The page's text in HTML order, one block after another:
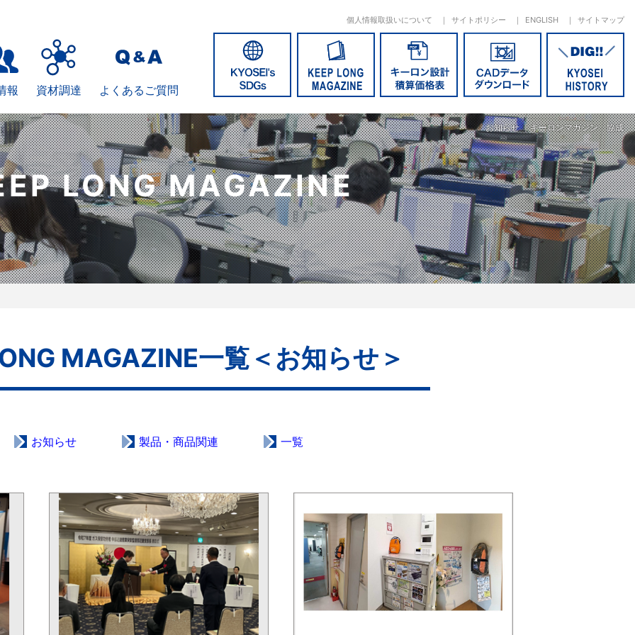
報 資材調達 よくあるご質問
個人情報取扱いについて サイトポリシー ENGLISH サイトマップ
お知らせ ｜キーロンマガジン 協成
LONG MAGAZINE
MAGAZINE一覧＜お知らせ＞
お知らせ 製品・商品関連 一覧